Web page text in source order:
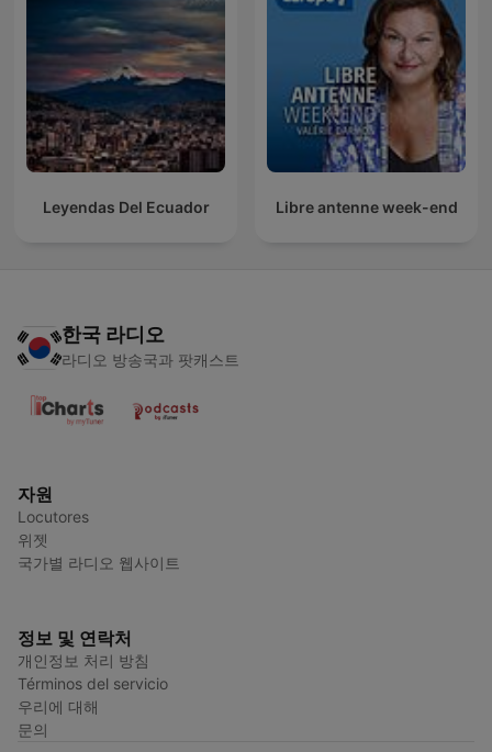
Leyendas Del Ecuador Libre antenne week-end
한국 라디오
라디오 방송국과 팟캐스트
자원
Locutores
위젯
국가별 라디오 웹사이트
정보 및 연락처
개인정보 처리 방침
Términos del servicio
우리에 대해
문의